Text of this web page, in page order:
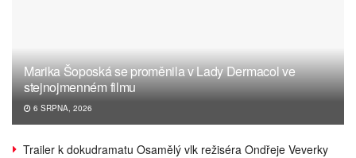
Marika Šoposká se proměnila v Lady Dermacol ve
stejnojmenném filmu
6 SRPNA, 2026
Trailer k dokudramatu Osamělý vlk režiséra Ondřeje Veverky